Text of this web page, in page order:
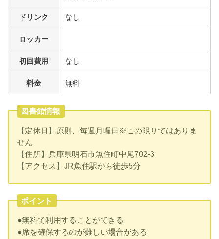
ドリンク なし
ロッカー
初回費用 なし
料金 無料
図書館情報
【定休日】原則、毎週月曜日※この限りではありま
せん
【住所】兵庫県明石市魚住町中尾702-3
【アクセス】JR魚住駅から徒歩5分
ポイント
●無料で利用することができる
●席を確保するのが難しい場合がある